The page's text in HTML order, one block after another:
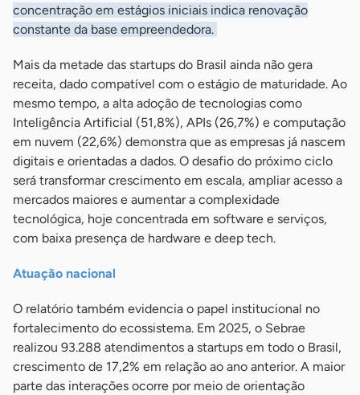
concentração em estágios iniciais indica renovação
constante da base empreendedora.
Mais da metade das startups do Brasil ainda não gera
receita, dado compatível com o estágio de maturidade. Ao
mesmo tempo, a alta adoção de tecnologias como
Inteligência Artificial (51,8%), APIs (26,7%) e computação
em nuvem (22,6%) demonstra que as empresas já nascem
digitais e orientadas a dados. O desafio do próximo ciclo
será transformar crescimento em escala, ampliar acesso a
mercados maiores e aumentar a complexidade
tecnológica, hoje concentrada em software e serviços,
com baixa presença de hardware e deep tech.
Atuação nacional
O relatório também evidencia o papel institucional no
fortalecimento do ecossistema. Em 2025, o Sebrae
realizou 93.288 atendimentos a startups em todo o Brasil,
crescimento de 17,2% em relação ao ano anterior. A maior
parte das interações ocorre por meio de orientação